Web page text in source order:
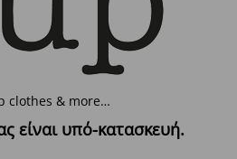
clothes & more…
είναι υπό-κατασκευή.